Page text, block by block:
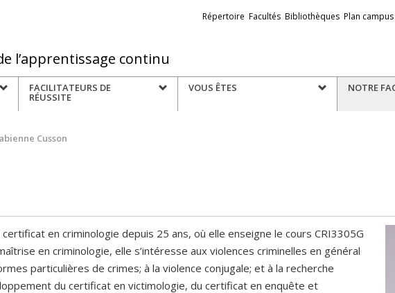
l’apprentissage continu
Liens
Répertoire Facultés Bibliothèques Plan campus
FACILITATEURS DE
RÉUSSITE
VOUS ÊTES NOTRE
Cusson
en criminologie depuis 25 ans, où elle enseigne le cours CRI3305G
en criminologie, elle s’intéresse aux violences criminelles en général
particulières de crimes; à la violence conjugale; et à la recherche
du certificat en victimologie, du certificat en enquête et